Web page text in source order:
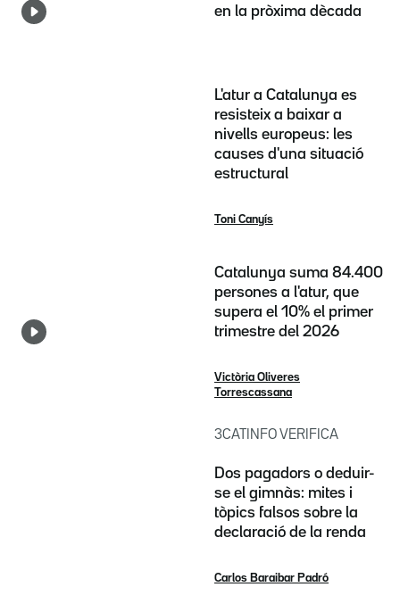
en la pròxima dècada
L'atur a Catalunya es
resisteix a baixar a
nivells europeus: les
causes d'una situació
estructural
Toni Canyís
Catalunya suma 84.400
persones a l'atur, que
supera el 10% el primer
trimestre del 2026
Victòria Oliveres
Torrescassana
3CATINFO VERIFICA
Dos pagadors o deduir-
se el gimnàs: mites i
tòpics falsos sobre la
declaració de la renda
Carlos Baraibar Padró